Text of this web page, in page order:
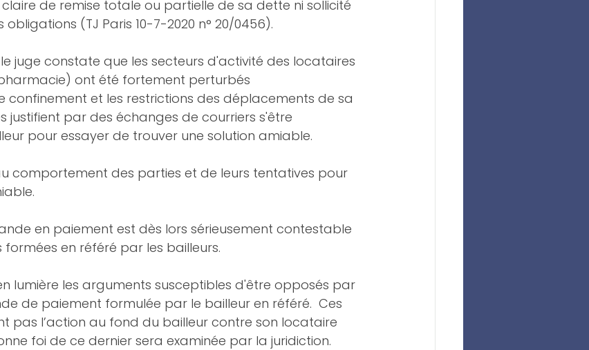
de remise totale ou partielle de sa dette ni sollicité
(TJ Paris 10-7-2020 n° 20/0456).
juge constate que les secteurs d'activité des locataires
ont été fortement perturbés
confinement et les restrictions des déplacements de sa
justifient par des échanges de courriers s'être
pour essayer de trouver une solution amiable.
comportement des parties et de leurs tentatives pour
en paiement est dès lors sérieusement contestable
en référé par les bailleurs.
lumière les arguments susceptibles d'être opposés par
de paiement formulée par le bailleur en référé.  Ces
pas l’action au fond du bailleur contre son locataire
foi de ce dernier sera examinée par la juridiction.